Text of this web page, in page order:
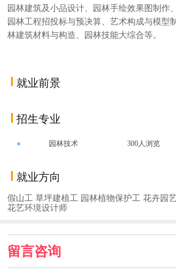
园林建筑及小品设计、园林手绘效果图制作
园林工程招投标与预决算、艺术构成与模型
林建筑材料与构造、园林技能大综合等。
就业前景
招生专业
● 园林技术 300人浏览
就业方向
假山工 草坪建植工 园林植物保护工 花卉园
花艺环境设计师
留言咨询